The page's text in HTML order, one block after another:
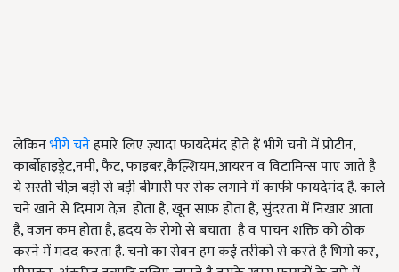
लेकिनभीगे चनेहमारे लिए ज़्यादा फायदेमंद होते हैं भीगे चनो में प्रोटीन,
कार्बोहाइड्रेट,नमी, फैट, फाइबर,कैल्शियम,आयरन व विटामिन्स पाए जाते है
ये सस्ती चीज़ बड़ी से बड़ी बीमारी पर रोक लगाने में काफी फायदेमंद है. काले
चने खाने से दिमाग तेज़ होता है, खून साफ़ होता है, सुंदरता में निखार आता
है, वजन कम होता है, ह्रदय के रोगो से बचाता है व पाचन शक्ति को ठीक
करने में मदद करता है. चनो का सेवन हम कई तरीको से करते है भिगो कर,